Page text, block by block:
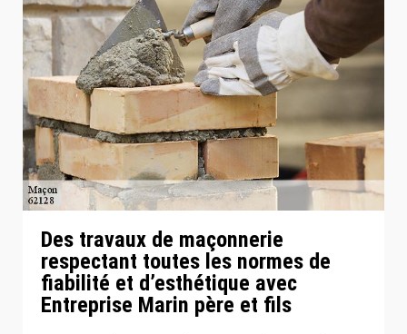
Des travaux de maçonnerie
respectant toutes les normes de
fiabilité et d’esthétique avec
Entreprise Marin père et fils